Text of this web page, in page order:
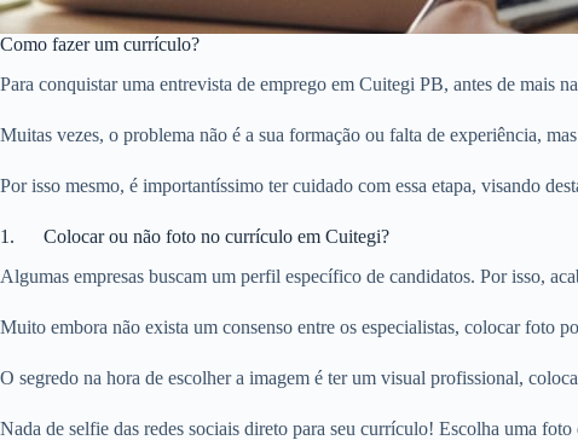
Como fazer um currículo?
Para conquistar uma entrevista de emprego em Cuitegi PB, antes de mais
Muitas vezes, o problema não é a sua formação ou falta de experiência,
Por isso mesmo, é importantíssimo ter cuidado com essa etapa, visando
1. Colocar ou não foto no currículo em Cuitegi?
Algumas empresas buscam um perfil específico de candidatos. Por isso,
Muito embora não exista um consenso entre os especialistas, colocar foto
O segredo na hora de escolher a imagem é ter um visual profissional,
Nada de selfie das redes sociais direto para seu currículo! Escolha uma